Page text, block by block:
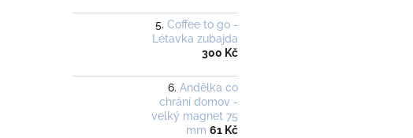
Coffee to go -
Létavka zubajda
300 Kč
Andělka co
chrání domov -
velký magnet 75
mm 61 Kč